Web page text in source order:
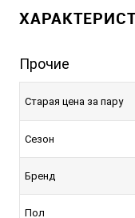
Прочие
Старая цена за пару
Сезон
Бренд
Пол